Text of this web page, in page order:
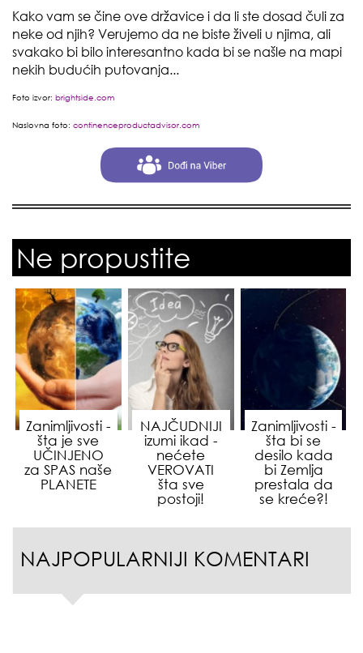
Kako vam se čine ove državice i da li ste dosad čuli za
neke od njih? Verujemo da ne biste živeli u njima, ali
svakako bi bilo interesantno kada bi se našle na mapi
nekih budućih putovanja...
Foto izvor: brightside.com
Naslovna foto: continenceproductadvisor.com
Ne propustite
Zanimljivosti -
šta je sve
UČINJENO
za SPAS naše
PLANETE
NAJČUDNIJI
izumi ikad -
nećete
VEROVATI
šta sve
postoji!
Zanimljivosti -
šta bi se
desilo kada
bi Zemlja
prestala da
se kreće?!
NAJPOPULARNIJI KOMENTARI